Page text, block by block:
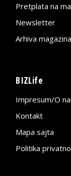
Pretplata na
Newsletter
Arhiva magazina
BIZLife
Impresum/O
Kontakt
Mapa sajta
Politika